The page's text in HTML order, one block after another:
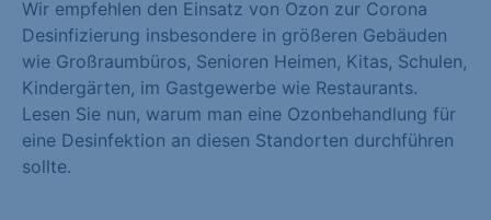
Wir empfehlen den Einsatz von Ozon zur Corona
Desinfizierung insbesondere in größeren Gebäuden
wie Großraumbüros, Senioren Heimen, Kitas, Schulen,
Kindergärten, im Gastgewerbe wie Restaurants.
Lesen Sie nun, warum man eine Ozonbehandlung für
eine Desinfektion an diesen Standorten durchführen
sollte.